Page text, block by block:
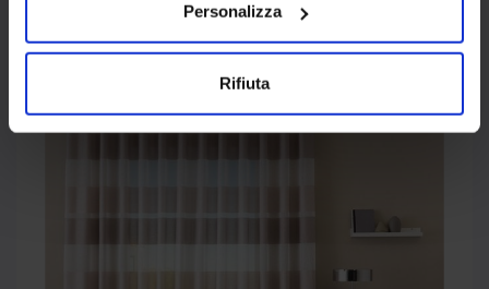
Personalizza
Rifiuta
Tenda Confezionata In
Velluto Jacquard Jungle
Tenda Confezionata In
Velluto Riad